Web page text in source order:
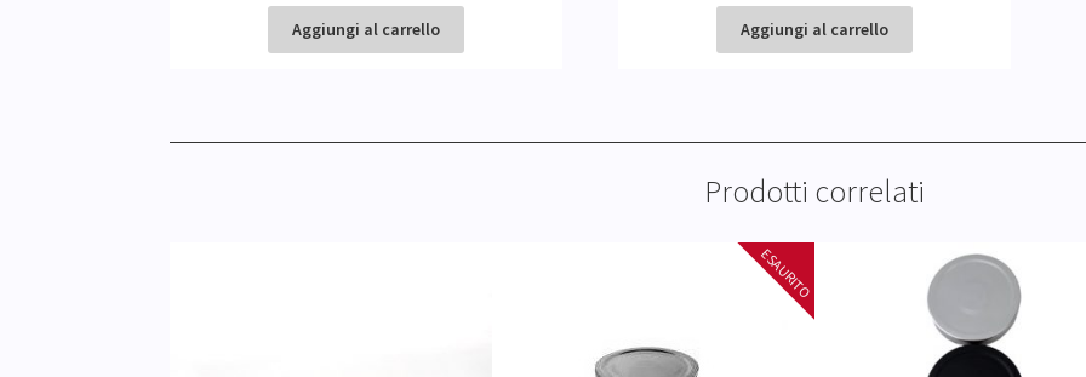
Aggiungi al carrello Aggiungi al carrello
Prodotti correlati